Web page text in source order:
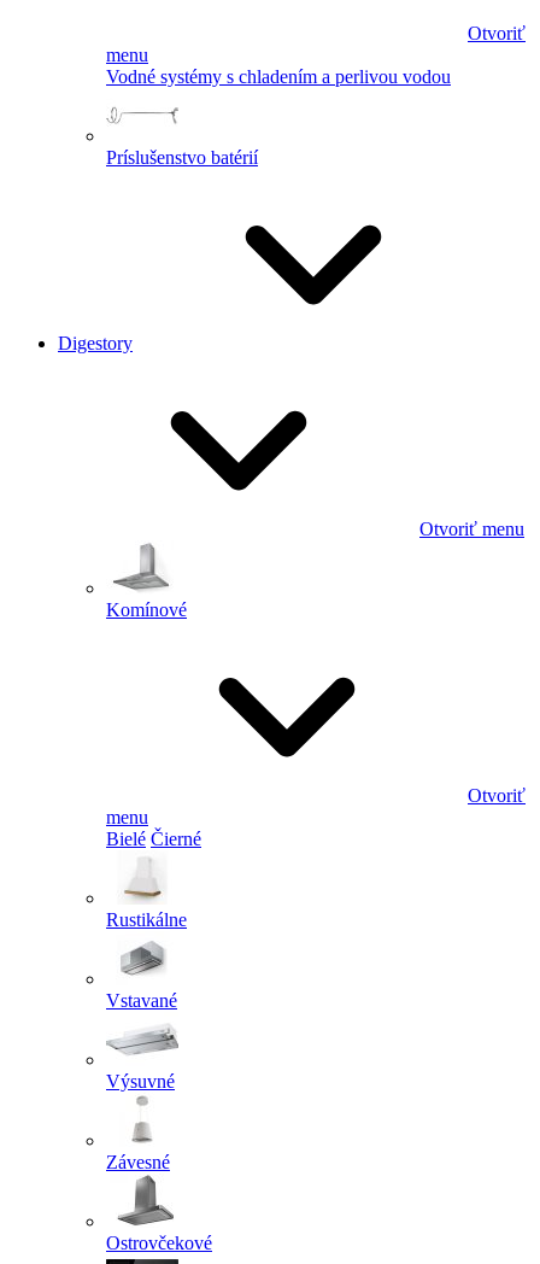
Otvoriť
menu
Vodné systémy s chladením a perlivou vodou
Príslušenstvo batérií
Digestory
Otvoriť menu
Komínové
Otvoriť
menu
Bielé Čierné
Rustikálne
Vstavané
Výsuvné
Závesné
Ostrovčekové